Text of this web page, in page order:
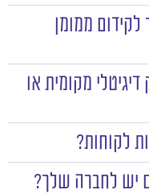
ממומן
מקומית או
לקוחות?
יש לחברה שלך?